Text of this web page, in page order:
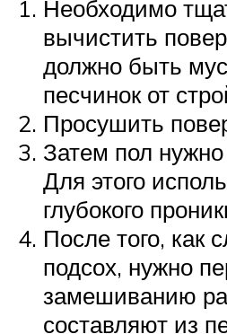
Необходимо
вычистить
должно быть
песчинок от
Просушить
Затем пол нужно
Для этого
глубокого
После того, как
подсох, нужно
замешиванию
составляют из